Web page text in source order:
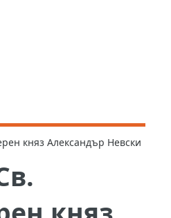
княз Александър Невски